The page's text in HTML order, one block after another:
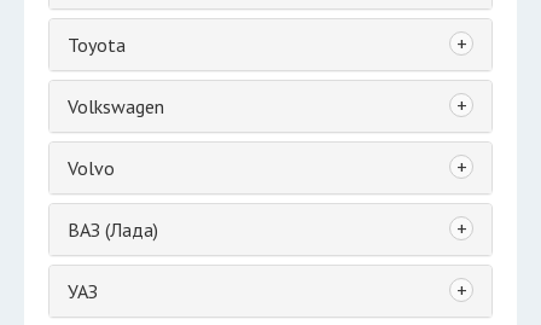
Toyota +
Volkswagen +
Volvo +
ВАЗ (Лада) +
УАЗ +